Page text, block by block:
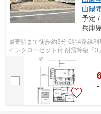
山陽
予定
兵庫
最寄駅まで徒歩約3分 6駅4路線
インクローゼット付 耐震等級「
サウナ等設備充実
-